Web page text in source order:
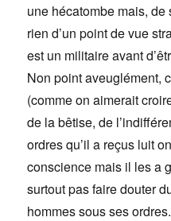
une hécatombe mais,
rien d’un point de vue
est un militaire avant
Non point aveuglément,
(comme on aimerait
de la bêtise, de
ordres qu’il a reçus luit
conscience mais il les a
surtout pas faire douter
hommes sous ses